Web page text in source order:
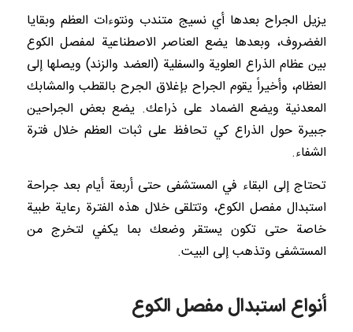
يزيل الجراح بعدها أي نسيج متندب ونتوءات العظم وبقايا
الغضروف، وبعدها يضع العناصر الاصطناعية لمفصل الكوع
بين عظام الذراع العلوية والسفلية (العضد والزند) ويصلها إلى
العظام، وأخيراً يقوم الجراح بإغلاق الجرح بالقطب والمشابك
المعدنية ويضع الضماد على ذراعك. يضع بعض الجراحين
جبيرة حول الذراع كي تحافظ على ثبات العظم خلال فترة
الشفاء.
تحتاج إلى البقاء في المستشفى حتى أربعة أيام بعد جراحة
استبدال مفصل الكوع، وتتلقى خلال هذه الفترة رعاية طبية
خاصة حتى تكون يستقر وضعك بما يكفي لتخرج من
المستشفى وتذهب إلى البيت.
أنواع استبدال مفصل الكوع